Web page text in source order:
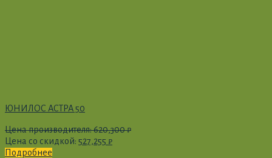
ЮНИЛОС АСТРА 50
Цена производителя:620,300₽
Цена со скидкой: 527,255 ₽
Подробнее